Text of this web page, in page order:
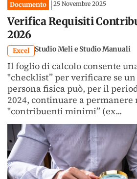
Documento 25 Novembre 2025
Verifica Requisiti
2026
Excel Studio Meli e Studio Manuali
Il foglio di calcolo consente
"checklist” per verificare se
persona fisica può, per il
2024, continuare a
"contribuenti minimi” (ex...